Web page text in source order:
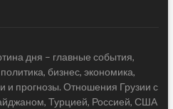
дня – главные события,
бизнес, экономика,
и прогнозы. Отношения Грузии с
Турцией, Россией, США